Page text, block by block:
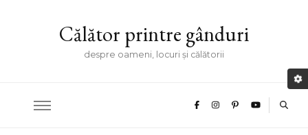
Călător printre gânduri
despre oameni, locuri și călătorii